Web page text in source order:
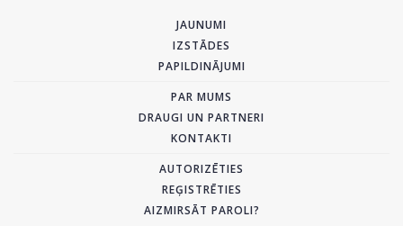
JAUNUMI
IZSTĀDES
PAPILDINĀJUMI
PAR MUMS
DRAUGI UN PARTNERI
KONTAKTI
AUTORIZĒTIES
REĢISTRĒTIES
AIZMIRSĀT PAROLI?